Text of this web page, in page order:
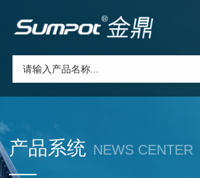
产品系统 NEWS CENTER